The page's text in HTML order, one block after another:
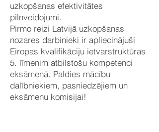
uzkopšanas efektivitātes
pilnveidojumi.
Pirmo reizi Latvijā uzkopšanas
nozares darbinieki ir apliecinājuši
Eiropas kvalifikāciju ietvarstruktūras
5. līmenim atbilstošu kompetenci
eksāmenā. Paldies mācību
dalībniekiem, pasniedzējiem un
eksāmenu komisijai!